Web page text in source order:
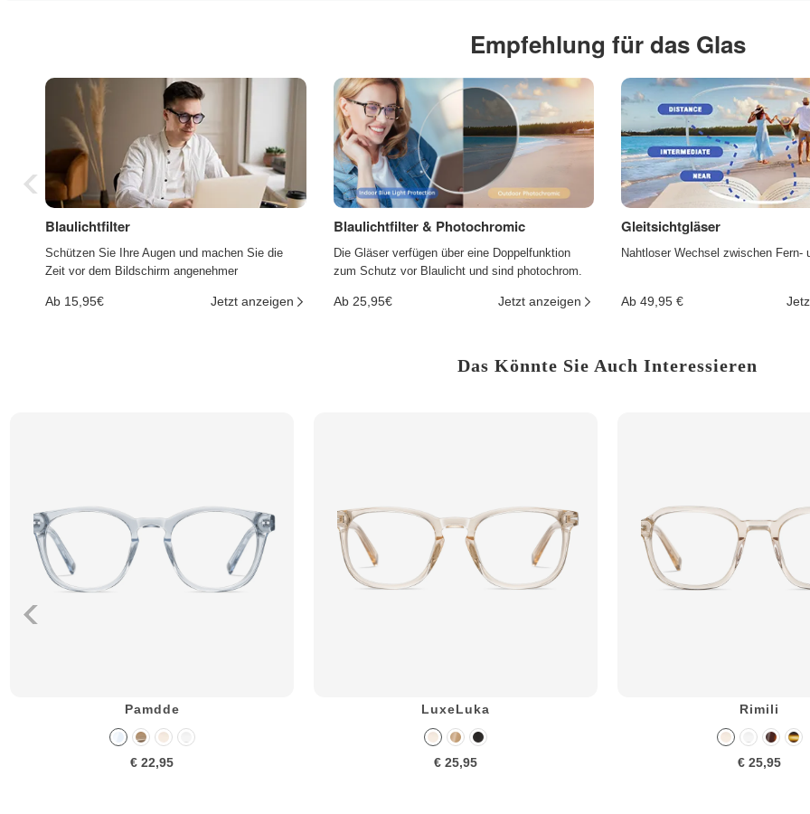
Empfehlung für das Glas
Blaulichtfilter
Schützen Sie Ihre Augen und machen Sie die
Zeit vor dem Bildschirm angenehmer
Ab 15,95€ Jetzt anzeigen
Blaulichtfilter & Photochromic
Die Gläser verfügen über eine Doppelfunktion
zum Schutz vor Blaulicht und sind photochrom.
Ab 25,95€ Jetzt anzeigen
Gleitsichtgläser
Nahtloser Wechsel zwischen Fern-
Ab 49,95 €
Das Könnte Sie Auch Interessieren
Pamdde
€ 22,95
LuxeLuka
€ 25,95
Rimili
€ 25,95